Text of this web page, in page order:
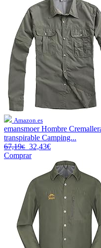
Amazon.es
emansmoer Hombre
transpirable Camping...
67,19€ 32,43€
Comprar